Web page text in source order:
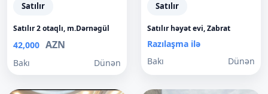
Satılır
Satılır 2 otaqlı, m.Dərnəgül
42,000 AZN
Bakı Dünən
Satılır
Satılır həyət evi, Zabrat
Razılaşma ilə
Bakı
Dünən